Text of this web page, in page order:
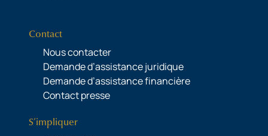
Contact
Nous contacter
Demande d’assistance juridique
Demande d’assistance financière
Contact presse
S’impliquer